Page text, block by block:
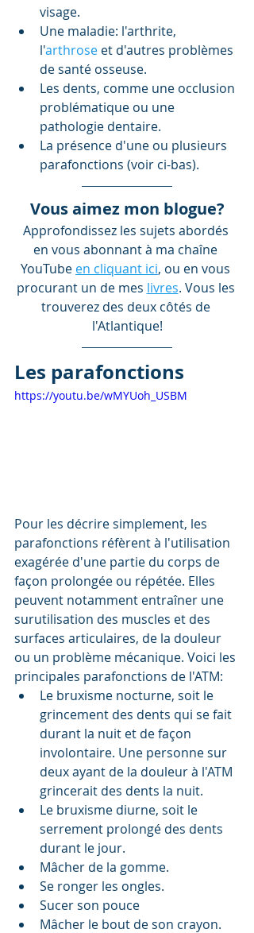
visage.
Une maladie: l'arthrite,
l'arthrose et d'autres problèmes
de santé osseuse.
Les dents, comme une occlusion
problématique ou une
pathologie dentaire.
La présence d'une ou plusieurs
parafonctions (voir ci-bas).
Vous aimez mon blogue?
Approfondissez les sujets abordés
en vous abonnant à ma chaîne
YouTube en cliquant ici, ou en vous
procurant un de mes livres. Vous les
trouverez des deux côtés de
l'Atlantique!
Les parafonctions
https://youtu.be/wMYUoh_USBM
Pour les décrire simplement, les
parafonctions réfèrent à l'utilisation
exagérée d'une partie du corps de
façon prolongée ou répétée. Elles
peuvent notamment entraîner une
surutilisation des muscles et des
surfaces articulaires, de la douleur
ou un problème mécanique. Voici les
principales parafonctions de l'ATM:
Le bruxisme nocturne, soit le
grincement des dents qui se fait
durant la nuit et de façon
involontaire. Une personne sur
deux ayant de la douleur à l'ATM
grincerait des dents la nuit.
Le bruxisme diurne, soit le
serrement prolongé des dents
durant le jour.
Mâcher de la gomme.
Se ronger les ongles.
Sucer son pouce
Mâcher le bout de son crayon.